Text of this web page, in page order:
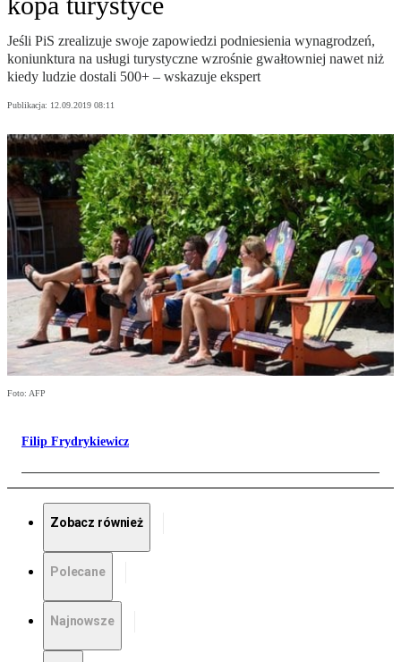
Jeśli PiS zrealizuje swoje zapowiedzi podniesienia wynagrodzeń,
koniunktura na usługi turystyczne wzrośnie gwałtowniej nawet niż
kiedy ludzie dostali 500+ – wskazuje ekspert
Publikacja: 12.09.2019 08:11
Foto: AFP
Filip Frydrykiewicz
Zobacz również
Polecane
Najnowsze